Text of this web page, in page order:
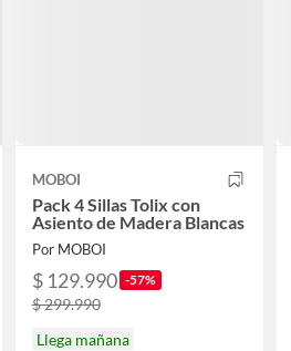
MOBOI
Pack 4 Sillas Tolix con
Asiento de Madera Blancas
Por MOBOI
$ 129.990 -57%
$ 299.990
Llega mañana